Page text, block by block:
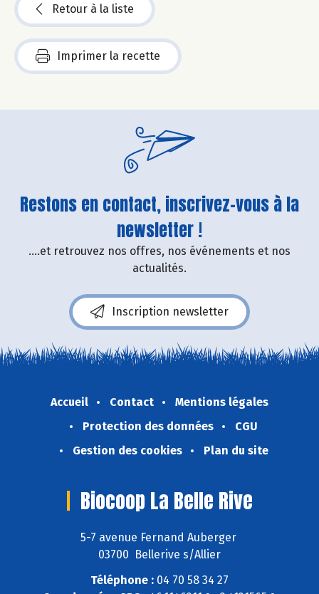
Retour à la liste
Imprimer la recette
Restons en contact, inscrivez-vous à la
newsletter !
....et retrouvez nos offres, nos événements et nos
actualités.
Inscription newsletter
Accueil Contact
Mentions légales
Protection des données
CGU
Gestion des cookies
Plan du site
Biocoop La Belle Rive
5-7 avenue Fernand Auberger
03700 Bellerive s/Allier
Téléphone : 04 70 58 34 27